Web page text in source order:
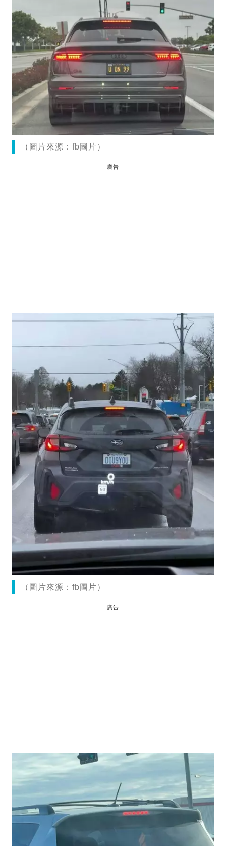
（圖片來源：fb圖片）
廣告
（圖片來源：fb圖片）
廣告